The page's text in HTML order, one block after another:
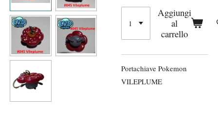
Aggiungi
al
carrello
Portachiave Pokemon
VILEPLUME